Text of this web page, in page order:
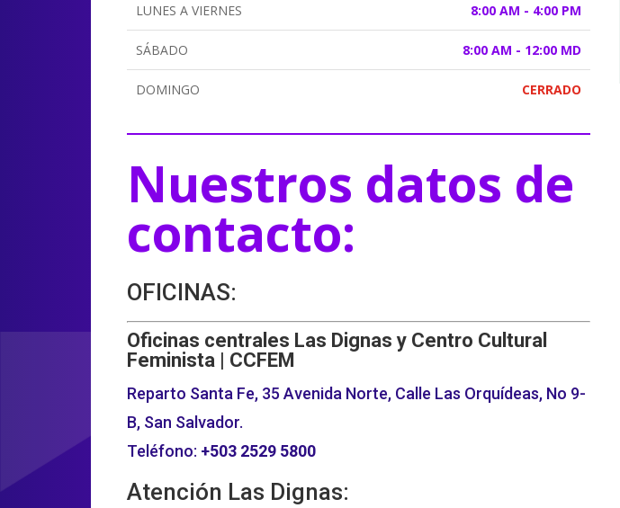
LUNES A VIERNES 8:00 AM - 4:00 PM
SÁBADO 8:00 AM - 12:00 MD
DOMINGO CERRADO
Nuestros datos de
contacto:
OFICINAS:
Oficinas centrales Las Dignas y Centro Cultural
Feminista | CCFEM
Reparto Santa Fe, 35 Avenida Norte, Calle Las Orquídeas, No 9-
B, San Salvador.
Teléfono: +503 2529 5800
Atención Las Dignas: